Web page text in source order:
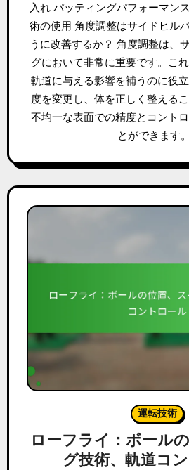
入れ パッティングパフォーマン
術の使用 角度調整はサイドヒル
うに改善するか？ 角度調整は、
グにおいて非常に重要です。こ
軌道に与える影響を補うのに役
度を変更し、体を正しく整える
不均一な表面での精度とコント
とができます
運転技術
ローフライ：ボール
グ技術、軌道コ